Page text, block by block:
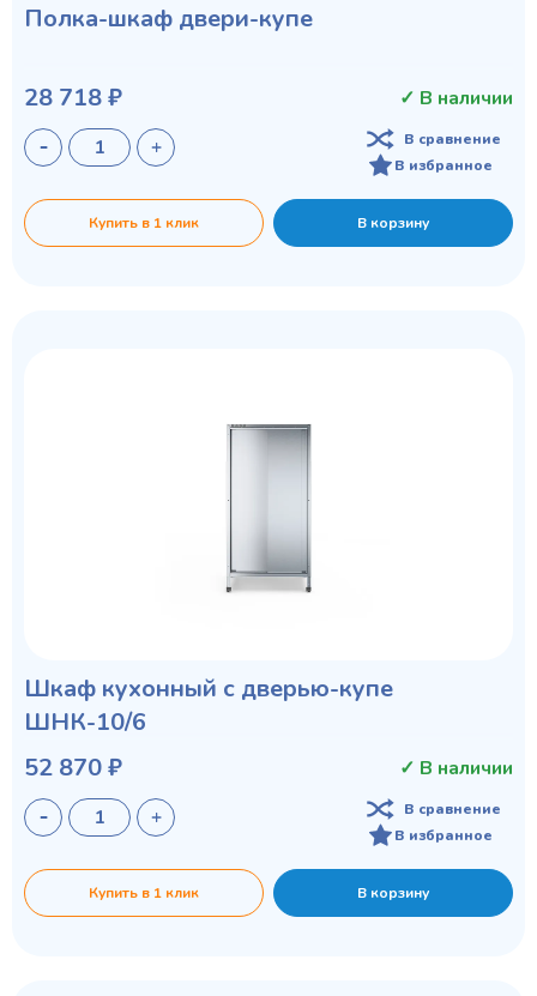
Полка-шкаф двери-купе
28 718 ₽ ✓ В наличии
В сравнение
В избранное
Купить в 1 клик В корзину
Шкаф кухонный с дверью-купе
ШНК-10/6
52 870 ₽
✓ В наличии
В сравнение
В избранное
Купить в 1 клик В корзину
Privacy notice